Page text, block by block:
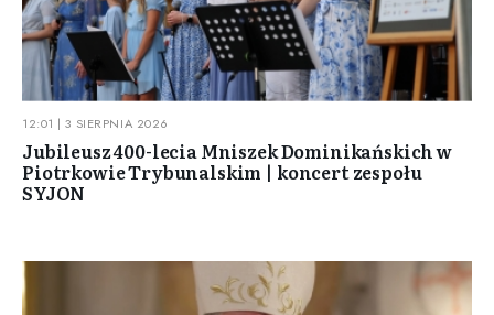
12:01 | 3 SIERPNIA 2026
Jubileusz 400-lecia Mniszek Dominikańskich w
Piotrkowie Trybunalskim | koncert zespołu
SYJON